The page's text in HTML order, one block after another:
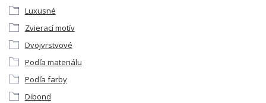
Luxusné
Zvierací motív
Dvojvrstvové
Podľa materiálu
Podľa farby
Dibond